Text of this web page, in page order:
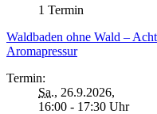
1 Termin
Waldbaden ohne Wald –
Aromapressur
Termin:
Sa., 26.9.2026,
16:00 - 17:30 Uhr